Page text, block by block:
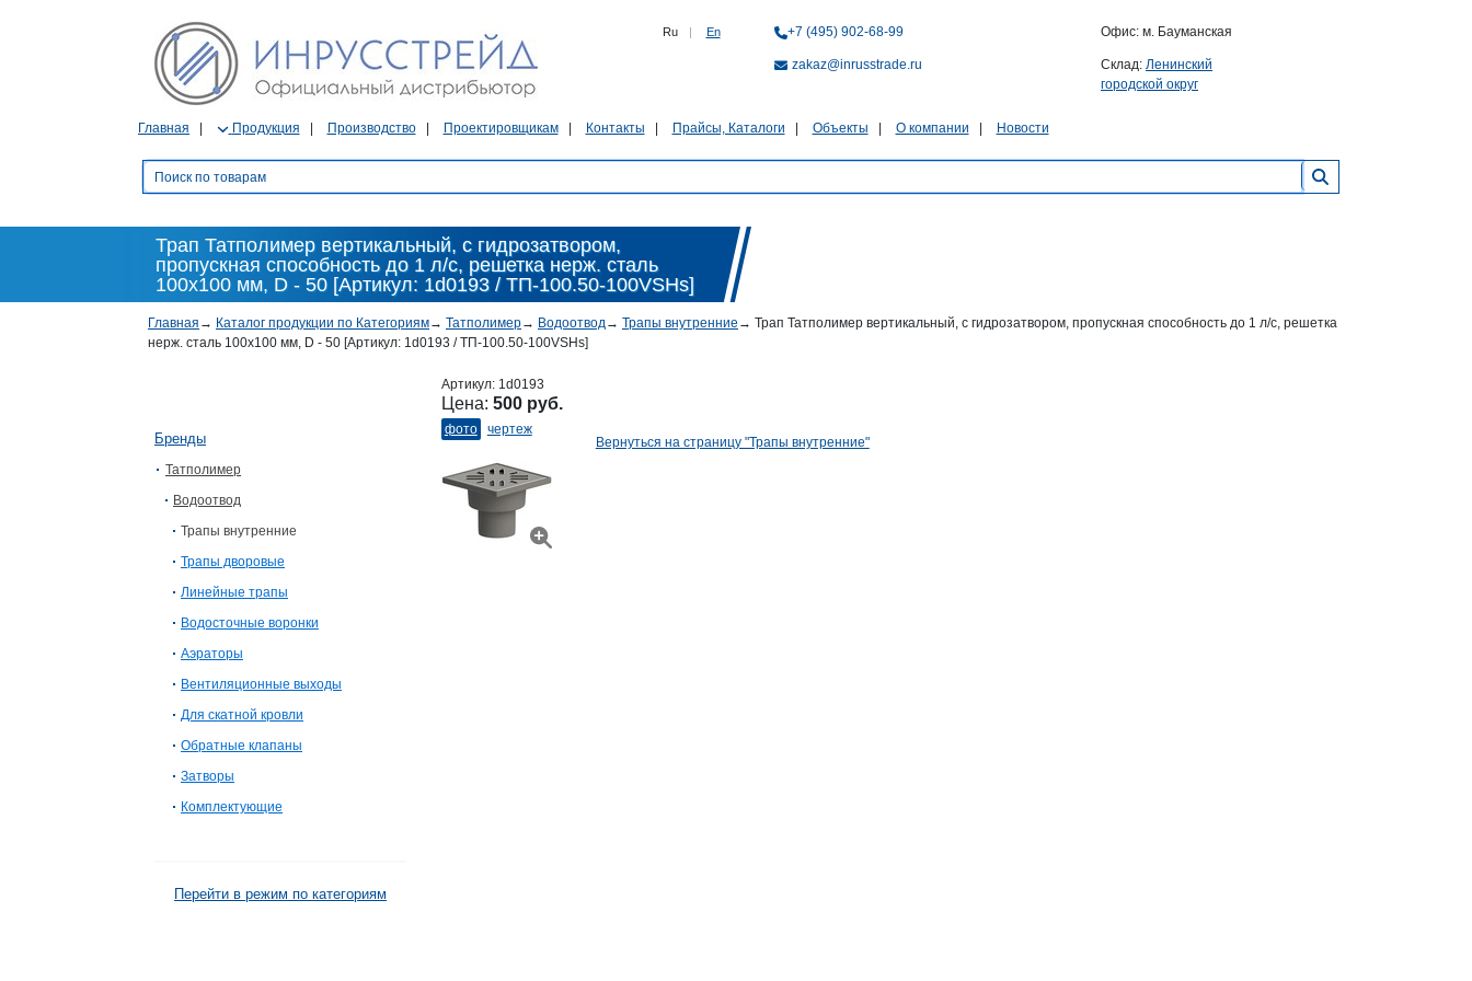
Ru | En +7 (495) 902-68-99
zakaz@inrusstrade.ru
Офис: м. Бауманская
Склад: Ленинский
городской округ
Главная Продукция Производство Проектировщикам Контакты Прайсы, Каталоги Объекты О компании Новости
Трап Татполимер вертикальный, с гидрозатвором,
пропускная способность до 1 л/с, решетка нерж. сталь
100х100 мм, D - 50 [Артикул: 1d0193 / ТП-100.50-100VSHs]
Главная → Каталог продукции по Категориям→ Татполимер→ Водоотвод→ Трапы внутренние → Трап Татполимер вертикальный, с гидрозатвором, пропускная способность до 1 л/с, решетка
нерж. сталь 100х100 мм, D - 50 [Артикул: 1d0193 / ТП-100.50-100VSHs]
Бренды
Татполимер
Водоотвод
Трапы внутренние
Трапы дворовые
Линейные трапы
Водосточные воронки
Аэраторы
Вентиляционные выходы
Для скатной кровли
Обратные клапаны
Затворы
Комплектующие
Перейти в режим по категориям
Артикул: 1d0193
Цена: 500 руб.
фото
чертеж
Вернуться на страницу "Трапы внутренние"